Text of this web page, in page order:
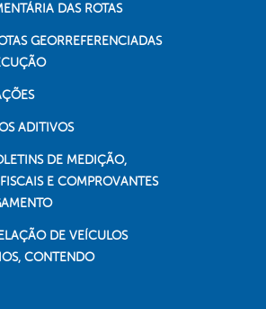
DAS ROTAS
GEORREFERENCIADAS
ADITIVOS
DE MEDIÇÃO,
E COMPROVANTES
DE VEÍCULOS
CONTENDO